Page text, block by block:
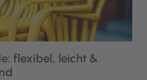
flexibel, leicht &